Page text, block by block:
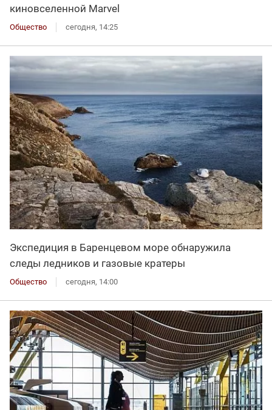
киновселенной Marvel
Общество сегодня, 14:25
Экспедиция в Баренцевом море обнаружила
следы ледников и газовые кратеры
Общество сегодня, 14:00